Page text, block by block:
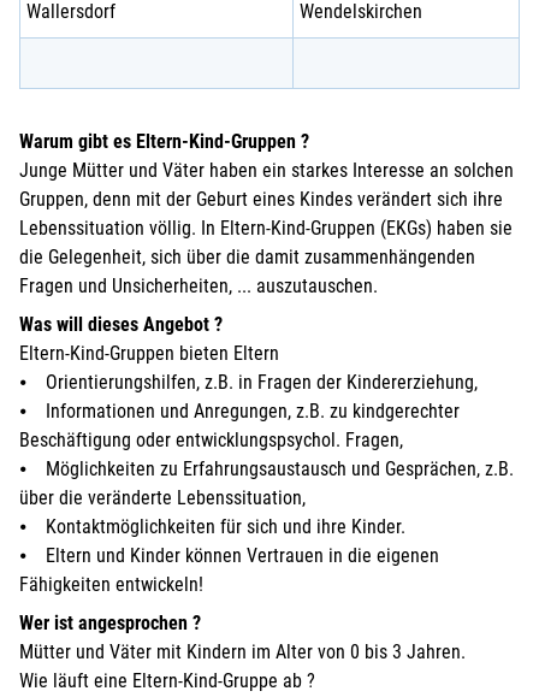
Wallersdorf Wendelskirchen
Warum gibt es Eltern-Kind-Gruppen ?
Junge Mütter und Väter haben ein starkes Interesse an solchen
Gruppen, denn mit der Geburt eines Kindes verändert sich ihre
Lebenssituation völlig. In Eltern-Kind-Gruppen (EKGs) haben sie
die Gelegenheit, sich über die damit zusammenhängenden
Fragen und Unsicherheiten, ... auszutauschen.
Was will dieses Angebot ?
Eltern-Kind-Gruppen bieten Eltern
⦁ Orientierungshilfen, z.B. in Fragen der Kindererziehung,
⦁ Informationen und Anregungen, z.B. zu kindgerechter
Beschäftigung oder entwicklungspsychol. Fragen,
⦁ Möglichkeiten zu Erfahrungsaustausch und Gesprächen, z.B.
über die veränderte Lebenssituation,
⦁ Kontaktmöglichkeiten für sich und ihre Kinder.
⦁ Eltern und Kinder können Vertrauen in die eigenen
Fähigkeiten entwickeln!
Wer ist angesprochen ?
Mütter und Väter mit Kindern im Alter von 0 bis 3 Jahren.
Wie läuft eine Eltern-Kind-Gruppe ab ?